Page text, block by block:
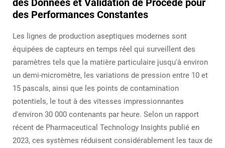
des Données et Validation de Procédé pour
des Performances Constantes
Les lignes de production aseptiques modernes sont
équipées de capteurs en temps réel qui surveillent des
paramètres tels que la matière particulaire jusqu'à environ
un demi-micromètre, les variations de pression entre 10 et
15 pascals, ainsi que les points de contamination
potentiels, le tout à des vitesses impressionnantes
d'environ 30 000 contenants par heure. Selon un rapport
récent de Pharmaceutical Technology Insights publié en
2023, ces systèmes réduisent considérablement les taux de